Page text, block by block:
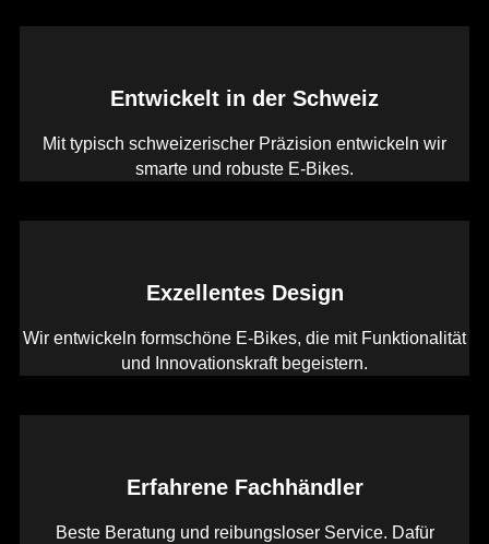
Entwickelt in der Schweiz
Mit typisch schweizerischer Präzision entwickeln wir
smarte und robuste E-Bikes.
Exzellentes Design
Wir entwickeln formschöne E-Bikes, die mit Funktionalität
und Innovationskraft begeistern.
Erfahrene Fachhändler
Beste Beratung und reibungsloser Service. Dafür